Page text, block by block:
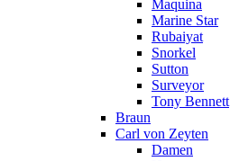
Maquina
Marine Star
Rubaiyat
Snorkel
Sutton
Surveyor
Tony Bennett
Braun
Carl von Zeyten
Damen